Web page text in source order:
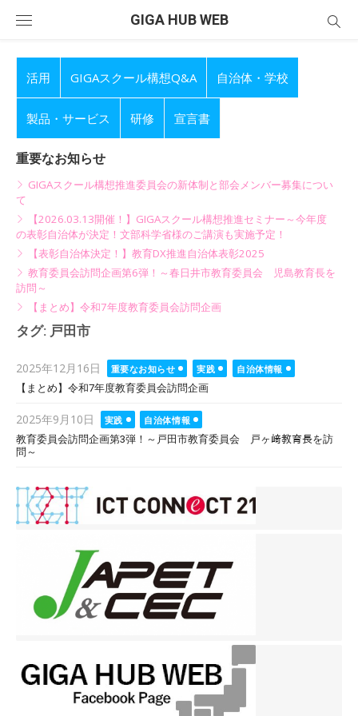
GIGA HUB WEB
活用 GIGAスクール構想Q&A 自治体・学校
製品・サービス 研修 宣言書
重要なお知らせ
GIGAスクール構想推進委員会の新体制と部会メンバー募集につい
て
【2026.03.13開催！】GIGAスクール構想推進セミナー～今年度
の表彰自治体が決定！文部科学省様のご講演も実施予定！
【表彰自治体決定！】教育DX推進自治体表彰2025
教育委員会訪問企画第6弾！～春日井市教育委員会 児島教育長を
訪問～
【まとめ】令和7年度教育委員会訪問企画
タグ: 戸田市
Posted
on
2025年12月16日 重要なお知らせ 実践
自治体情報
【まとめ】令和7年度教育委員会訪問企画
Posted
on
2025年9月10日 実践
自治体情報
教育委員会訪問企画第3弾！～戸田市教育委員会 戸ヶ﨑教育長を訪
問～